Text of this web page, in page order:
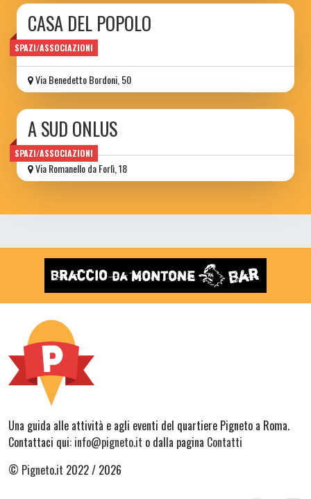
SPAZI/ASSOCIAZIONI
CASA DEL POPOLO
di Torpignattara
Via Benedetto Bordoni, 50
SPAZI/ASSOCIAZIONI
A SUD ONLUS
Via Romanello da Forlì, 18
Una guida alle attività e agli eventi del quartiere Pigneto a Roma.
Contattaci qui: info@pigneto.it o dalla pagina Contatti
© Pigneto.it 2022 / 2026